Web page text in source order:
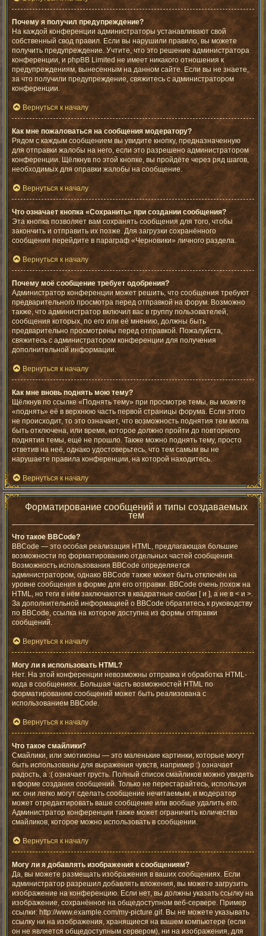
Почему я получил предупреждение?
На каждой конференции администраторы устанавливают свой
собственный свод правил. Если вы нарушили правило, вы можете
получить предупреждение. Учтите, что это решение администратора
конференции, и phpBB Limited не имеет никакого отношения к
предупреждениям, вынесенным на данном сайте. Если вы не знаете,
за что получили предупреждение, свяжитесь с администратором
конференции.
Вернуться к началу
Как мне пожаловаться на сообщения модератору?
Рядом с каждым сообщением вы увидите кнопку, предназначенную
для отправки жалобы на него, если это разрешено администратором
конференции. Щёлкнув по этой кнопке, вы пройдёте через ряд шагов,
необходимых для оправки жалобы на сообщение.
Вернуться к началу
Что означает кнопка «Сохранить» при создании сообщения?
Эта кнопка позволяет вам сохранять сообщения для того, чтобы
закончить и отправить их позже. Для загрузки сохранённого
сообщения перейдите в параграф «Черновики» личного раздела.
Вернуться к началу
Почему моё сообщение требует одобрения?
Администратор конференции может решить, что сообщения требуют
предварительного просмотра перед отправкой на форум. Возможно
также, что администратор включил вас в группу пользователей,
сообщения которых, по его или её мнению, должны быть
предварительно просмотрены перед отправкой. Пожалуйста,
свяжитесь с администратором конференции для получения
дополнительной информации.
Вернуться к началу
Как мне вновь поднять мою тему?
Щёлкнув по ссылке «Поднять тему» при просмотре темы, вы можете
«поднять» её в верхнюю часть первой страницы форума. Если этого
не происходит, то это означает, что возможность поднятия тем могла
быть отключена, или время, которое должно пройти до повторного
поднятия темы, ещё не прошло. Также можно поднять тему, просто
ответив на неё, однако удостоверьтесь, что тем самым вы не
нарушаете правила конференции, на которой находитесь.
Вернуться к началу
Форматирование сообщений и типы создаваемых
тем
Что такое BBCode?
BBCode — это особая реализация HTML, предлагающая большие
возможности по форматированию отдельных частей сообщения.
Возможность использования BBCode определяется
администратором, однако BBCode также может быть отключён на
уровне сообщения в форме для его отправки. BBCode очень похож на
HTML, но теги в нём заключаются в квадратные скобки [ и ], а не в < и >.
За дополнительной информацией о BBCode обратитесь к руководству
по BBCode, ссылка на которое доступна из формы отправки
сообщений.
Вернуться к началу
Могу ли я использовать HTML?
Нет. На этой конференции невозможны отправка и обработка HTML-
кода в сообщениях. Большая часть возможностей HTML по
форматированию сообщений может быть реализована с
использованием BBCode.
Вернуться к началу
Что такое смайлики?
Смайлики, или эмотиконы — это маленькие картинки, которые могут
быть использованы для выражения чувств, например :) означает
радость, а :( означает грусть. Полный список смайликов можно увидеть
в форме создания сообщений. Только не перестарайтесь, используя
их: они легко могут сделать сообщение нечитаемым, и модератор
может отредактировать ваше сообщение или вообще удалить его.
Администратор конференции также может ограничить количество
смайликов, которое можно использовать в сообщении.
Вернуться к началу
Могу ли я добавлять изображения к сообщениям?
Да, вы можете размещать изображения в ваших сообщениях. Если
администратор разрешил добавлять вложения, вы можете загрузить
изображение на конференцию. Если нет, вы должны указать ссылку на
изображение, сохранённое на общедоступном веб-сервере. Пример
ссылки: http://www.example.com/my-picture.gif. Вы не можете указывать
ссылку ни на изображения, хранящиеся на вашем компьютере (если
он не является общедоступным сервером), ни на изображения, для